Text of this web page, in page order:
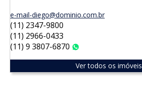
e-mail-diego@dominio.com.br
(11) 2347-9800
(11) 2966-0433
(11) 9 3807-6870
Ver todos os imóveis